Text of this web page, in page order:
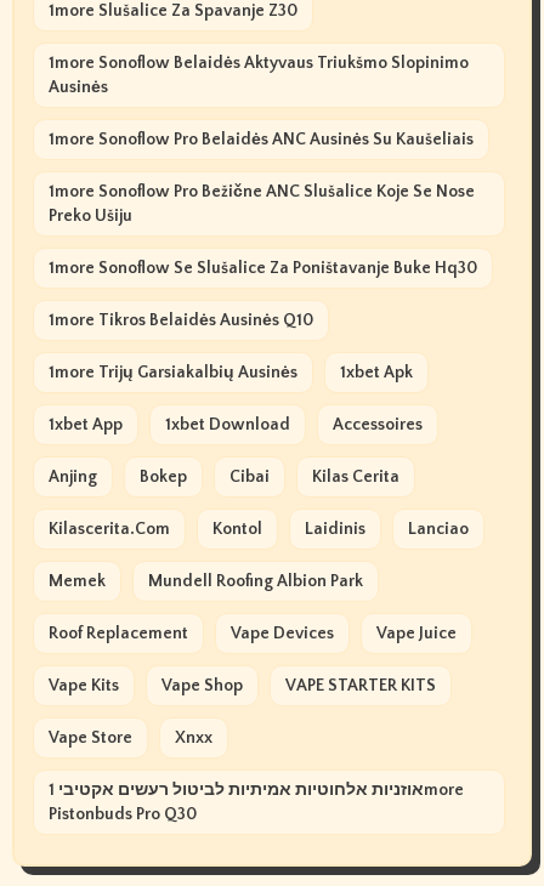
1more Slušalice Za Spavanje Z30
1more Sonoflow Belaidės Aktyvaus Triukšmo Slopinimo
Ausinės
1more Sonoflow Pro Belaidės ANC Ausinės Su Kaušeliais
1more Sonoflow Pro Bežične ANC Slušalice Koje Se Nose
Preko Ušiju
1more Sonoflow Se Slušalice Za Poništavanje Buke Hq30
1more Tikros Belaidės Ausinės Q10
1more Trijų Garsiakalbių Ausinės 1xbet Apk
1xbet App 1xbet Download Accessoires
Anjing Bokep Cibai Kilas Cerita
Kilascerita.com Kontol Laidinis Lanciao
Memek Mundell Roofing Albion Park
Roof Replacement Vape Devices Vape Juice
Vape Kits Vape Shop VAPE STARTER KITS
Vape Store Xnxx
אוזניות אלחוטיות אמיתיות לביטול רעשים אקטיבי 1more
Pistonbuds Pro Q30